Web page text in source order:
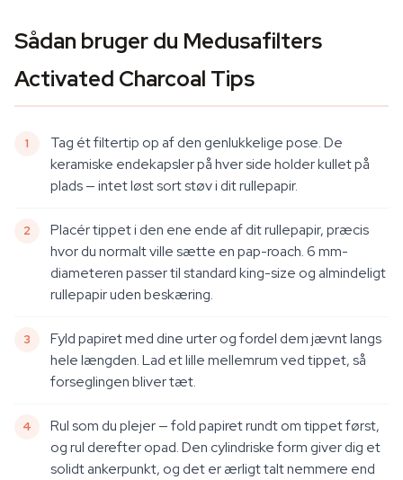
Sådan bruger du Medusafilters
Activated Charcoal Tips
Tag ét filtertip op af den genlukkelige pose. De
keramiske endekapsler på hver side holder kullet på
plads — intet løst sort støv i dit rullepapir.
Placér tippet i den ene ende af dit rullepapir, præcis
hvor du normalt ville sætte en pap-roach. 6 mm-
diameteren passer til standard king-size og almindeligt
rullepapir uden beskæring.
Fyld papiret med dine urter og fordel dem jævnt langs
hele længden. Lad et lille mellemrum ved tippet, så
forseglingen bliver tæt.
Rul som du plejer — fold papiret rundt om tippet først,
og rul derefter opad. Den cylindriske form giver dig et
solidt ankerpunkt, og det er ærligt talt nemmere end